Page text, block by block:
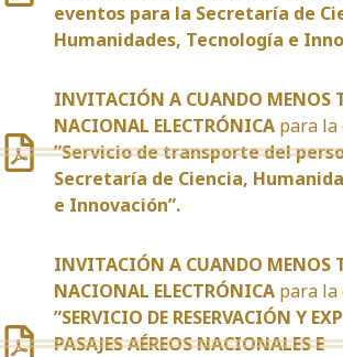
eventos para la Secretaría de
Humanidades, Tecnología e
INVITACIÓN A CUANDO MENOS
NACIONAL ELECTRÓNICA para la
”Servicio de transporte del
Secretaría de Ciencia,
e Innovación”.
INVITACIÓN A CUANDO MENOS
NACIONAL ELECTRÓNICA para la
”SERVICIO DE RESERVACIÓN Y
PASAJES AÉREOS NACIONALES E